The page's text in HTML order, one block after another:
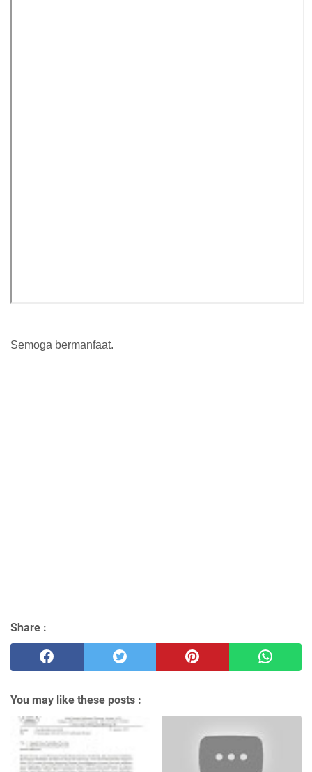
Semoga bermanfaat.
Share :
You may like these posts :